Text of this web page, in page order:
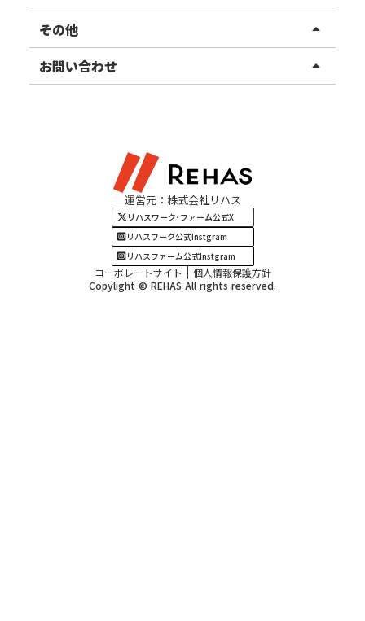
東北エリア
甲信越エリア
四国・九州エリア
事業所ブログ
ご利用者様の声
その他 arrow_drop_up
お知らせ
お問い合わせ arrow_drop_up
運営元：株式会社リハス
リハスワーク･ファーム公式X
リハスワーク公式Instgram
リハスファーム公式Instgram
コーポレートサイト
個人情報保護方針
Copylight © REHAS All rights reserved.